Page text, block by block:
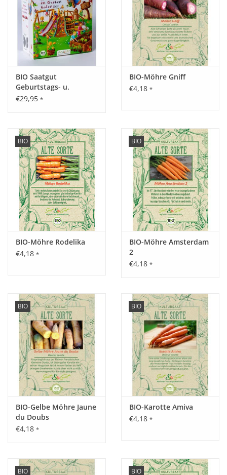
BIO Saatgut
Geburtstags- u.
Frühjahrskalender 'Mit
€29,95 *
BIO-Möhre Gniff
€4,18 *
BIO
BIO-Möhre Rodelika
€4,18 *
BIO
BIO-Möhre Amsterdam
2
€4,18 *
BIO
BIO-Gelbe Möhre Jaune
du Doubs
€4,18 *
BIO
BIO-Karotte Amiva
€4,18 *
BIO BIO